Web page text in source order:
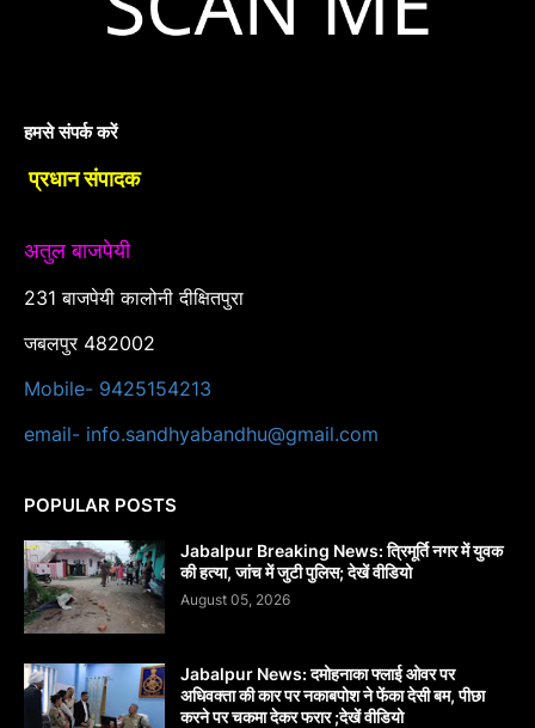
हमसे संपर्क करें
प्रधान संपादक
अतुल बाजपेयी
231 बाजपेयी कालोनी दीक्षितपुरा
जबलपुर 482002
Mobile- 9425154213
email- info.sandhyabandhu@gmail.com
POPULAR POSTS
Jabalpur Breaking News: त्रिमूर्ति नगर में युवक
की हत्या, जांच में जुटी पुलिस; देखें वीडियो
August 05, 2026
Jabalpur News: दमोहनाका फ्लाई ओवर पर
अधिवक्ता की कार पर नकाबपोश ने फेंका देसी बम, पीछा
करने पर चकमा देकर फरार ;देखें वीडियो